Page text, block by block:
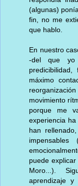
(algunas)
fin, no me
que hablo.
En nuestro
-del que yo
máximo
movimiento
porque me
experiencia
han
puede
Moro...).
aprendizaje